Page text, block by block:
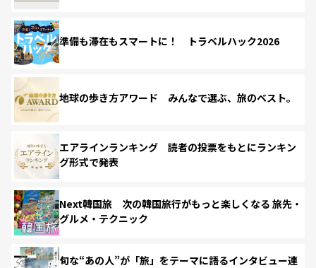
準備も滞在もスマートに！ トラベルハック2026
地球の歩き方アワード みんなで選ぶ、旅のベスト。
エアラインランキング 読者の投票をもとにランキン
グ形式で発表
Next韓国旅 次の韓国旅行がもっと楽しくなる 旅先・
グルメ・テクニック
旬な“あの人”が「旅」をテーマに語るインタビュー連